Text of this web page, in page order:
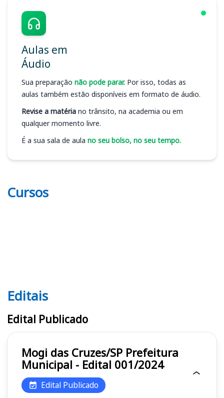
Aulas em
Áudio
Sua preparação não pode parar. Por isso, todas as
aulas também estão disponíveis em formato de áudio.
Revise a matéria no trânsito, na academia ou em
qualquer momento livre.
É a sua sala de aula no seu bolso, no seu tempo.
Cursos
Editais
Editais
Edital Publicado
Mogi das Cruzes/SP Prefeitura
Municipal - Edital 001/2024
Edital Publicado